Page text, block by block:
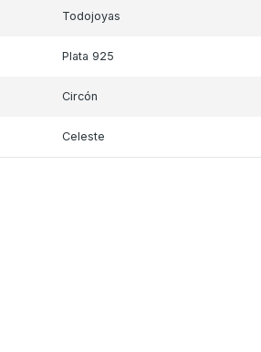
Todojoyas
Plata 925
Circón
Celeste